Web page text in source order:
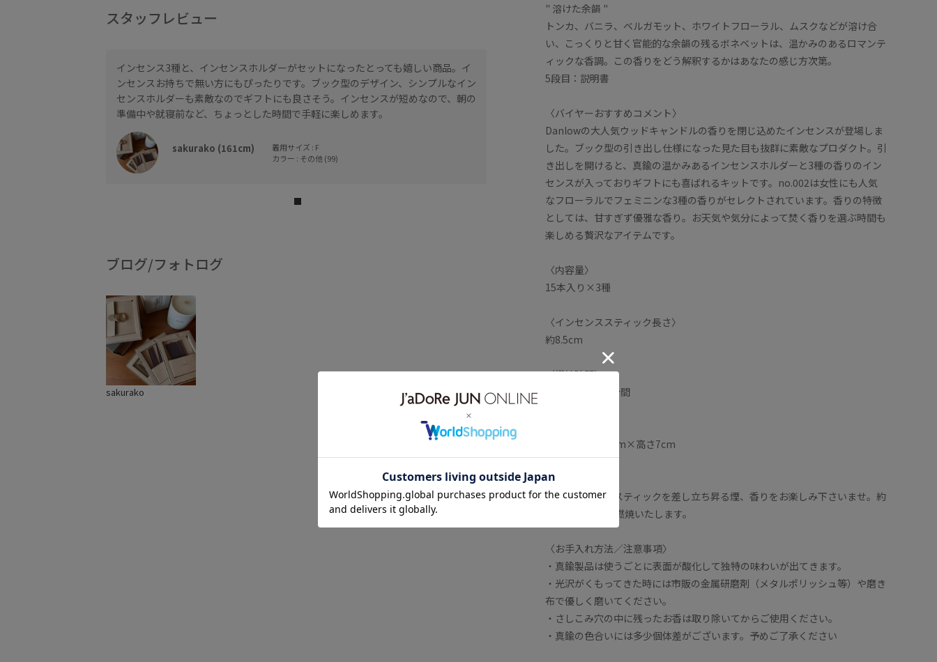
スタッフレビュー
インセンス3種と、インセンスホルダーがセットになったとっても嬉しい商品。イ
ンセンスお持ちで無い方にもぴったりです。ブック型のデザイン、シンプルなイン
センスホルダーも素敵なのでギフトにも良さそう。インセンスが短めなので、朝の
準備中や就寝前など、ちょっとした時間で手軽に楽しめます。
sakurako (161cm)
着用サイズ : F
カラー : その他 (99)
ブログ/フォトログ
sakurako
" 溶けた余韻 "
トンカ、バニラ、ベルガモット、ホワイトフローラル、ムスクなどが溶け合
い、こっくりと甘く官能的な余韻の残るボネベットは、温かみのあるロマンテ
ィックな香調。この香りをどう解釈するかはあなたの感じ方次第。
5段目：説明書
〈バイヤーおすすめコメント〉
Danlowの大人気ウッドキャンドルの香りを閉じ込めたインセンスが登場しま
した。ブック型の引き出し仕様になった見た目も抜群に素敵なプロダクト。引
き出しを開けると、真鍮の温かみあるインセンスホルダーと3種の香りのイン
センスが入っておりギフトにも喜ばれるキットです。no.002は女性にも人気
なフローラルでフェミニンな3種の香りがセレクトされています。香りの特徴
としては、甘すぎず優雅な香り。お天気や気分によって焚く香りを選ぶ時間も
楽しめる贅沢なアイテムです。
〈内容量〉
15本入り×3種
〈インセンススティック長さ〉
約8.5cm
〈燃焼時間〉
1本あたり約30分間
縦11cm×横13cm×高さ7cm
〈ご使用方法〉
内側にある穴にスティックを差し立ち昇る煙、香りをお楽しみ下さいませ。約
30分程度で全て燃焼いたします。
〈お手入れ方法／注意事項〉
・真鍮製品は使うごとに表面が酸化して独特の味わいが出てきます。
・光沢がくもってきた時には市販の金属研磨剤（メタルポリッシュ等）や磨き
布で優しく磨いてください。
・さしこみ穴の中に残ったお香は取り除いてからご使用ください。
・真鍮の色合いには多少個体差がございます。予めご了承ください